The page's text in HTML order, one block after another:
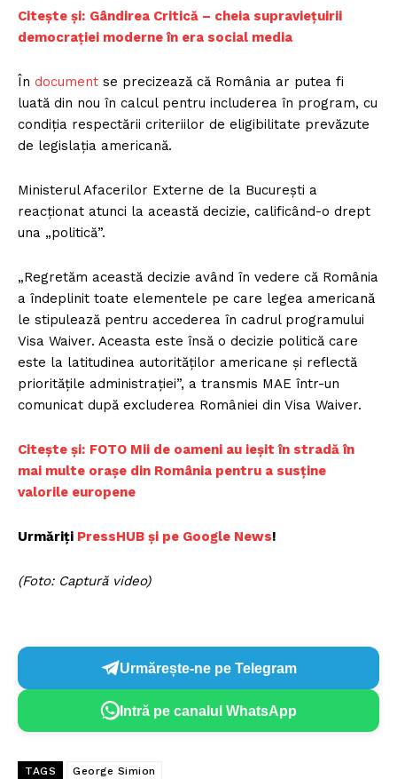
Citește și: Gândirea Critică – cheia supraviețuirii
democrației moderne în era social media
În document se precizează că România ar putea fi
luată din nou în calcul pentru includerea în program, cu
condiția respectării criteriilor de eligibilitate prevăzute
de legislația americană.
Ministerul Afacerilor Externe de la București a
reacționat atunci la această decizie, calificând-o drept
una „politică”.
„Regretăm această decizie având în vedere că România
a îndeplinit toate elementele pe care legea americană
le stipulează pentru accederea în cadrul programului
Visa Waiver. Aceasta este însă o decizie politică care
este la latitudinea autorităţilor americane şi reflectă
priorităţile administraţiei”, a transmis MAE într-un
comunicat după excluderea României din Visa Waiver.
Citește și: FOTO Mii de oameni au ieșit în stradă în
mai multe orașe din România pentru a susține
valorile europene
Urmăriți PressHUB și pe Google News!
(Foto: Captură video)
Urmărește-ne pe Telegram
Intră pe canalul WhatsApp
TAGS George Simion